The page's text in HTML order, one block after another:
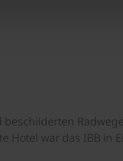
Hotel war das IBB in